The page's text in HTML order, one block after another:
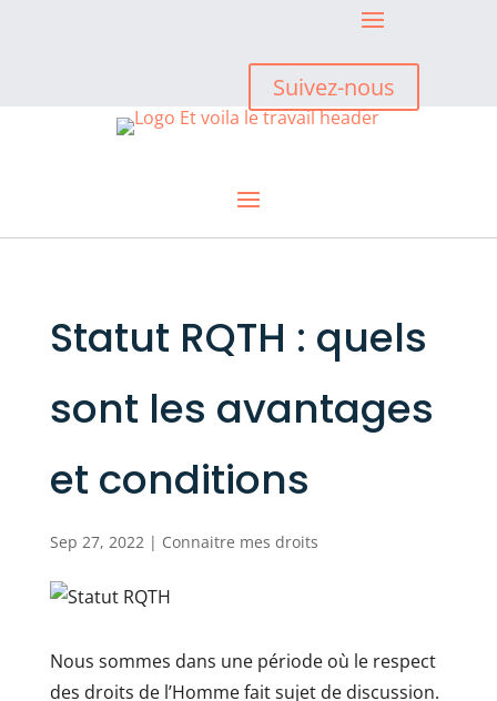
Suivez-nous
Statut RQTH : quels
sont les avantages
et conditions
Sep 27, 2022| Connaitre mes droits
Nous sommes dans une période où le respect
des droits de l’Homme fait sujet de discussion.